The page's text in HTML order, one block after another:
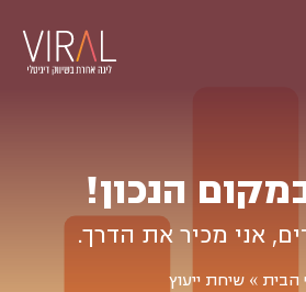
הנכון!
אני מכיר את הדרך.
הבית » שיחת ייעוץ